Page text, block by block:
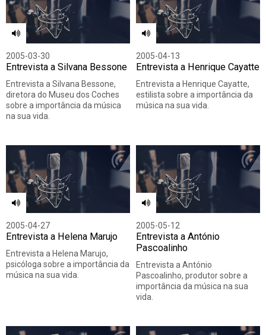
2005-03-30
Entrevista a Silvana Bessone
Entrevista a Silvana Bessone,
diretora do Museu dos Coches
sobre a importância da música
na sua vida.
2005-04-13
Entrevista a Henrique Cayatte
Entrevista a Henrique Cayatte,
estilista sobre a importância da
música na sua vida.
2005-04-27
Entrevista a Helena Marujo
Entrevista a Helena Marujo,
psicóloga sobre a importância da
música na sua vida.
2005-05-12
Entrevista a António
Pascoalinho
Entrevista a António
Pascoalinho, produtor sobre a
importância da música na sua
vida.